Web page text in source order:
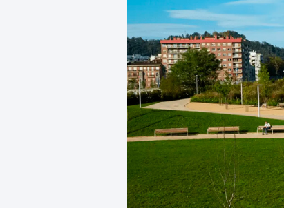
Igualdad, Derechos
Cultura
Turismo